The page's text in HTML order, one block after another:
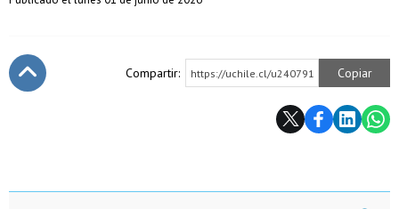
Compartir: https://uchile.cl/u240791 Copiar